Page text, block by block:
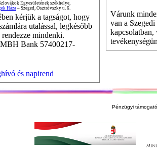
Egyesületének székhelye,
Háza– Szeged, Osztróvszky u. 6.
kérjük a tagságot, hogy
utalással, legkésőbb
mindenki.
MBH Bank 57400217-
és napirend
Várunk
van a
Pénzügyi